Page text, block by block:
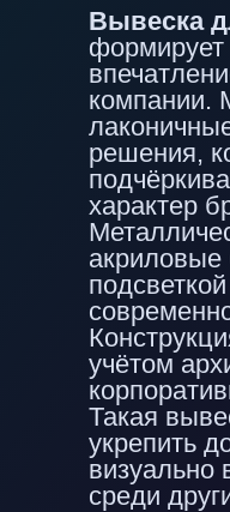
Вывеска
формирует
компании.
решения,
характер
акриловые
учётом
Такая
укрепить
визуально
среди